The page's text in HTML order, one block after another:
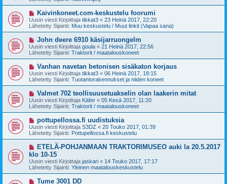
t
i
v
e
s
t
U
u
s
i
e
s
t
Kaivinkoneet.com-keskustelu foorumi
Uusin viesti Kirjoittaja tikkat3 « 23 Heinä 2017, 22:20
Lähetetty Sijainti: Muu keskustelu / Muut linkit (Vapaa sana)
U
u
s
i
v
e
s
t
John deere 6910 käsijarruongelm
Uusin viesti Kirjoittaja goula « 21 Heinä 2017, 22:56
Lähetetty Sijainti: Traktorit / maatalouskoneet
U
u
s
i
v
e
s
t
Vanhan navetan betonisen sisäkaton korjaus
Uusin viesti Kirjoittaja tikkat3 « 06 Heinä 2017, 18:15
Lähetetty Sijainti: Tuotantorakennukset ja niiden koneet
U
u
s
i
e
s
t
Valmet 702 teollisuusetuakselin olan laakerin mitat
Uusin viesti Kirjoittaja Käfer « 05 Kesä 2017, 11:20
Lähetetty Sijainti: Traktorit / maatalouskoneet
U
u
s
i
v
e
s
t
i
pottupellossa.fi uudistuksia
Uusin viesti Kirjoittaja S3DZ « 20 Touko 2017, 01:39
Lähetetty Sijainti: Pottupellossa.fi keskustelu
U
s
i
v
i
ETELÄ-POHJANMAAN TRAKTORIMUSEO auki la 20.5.2017
klo 10-15
Uusin viesti Kirjoittaja jaskari « 14 Touko 2017, 17:17
Lähetetty Sijainti: Yleinen maatalouskeskustelu
UTume 3001 DD